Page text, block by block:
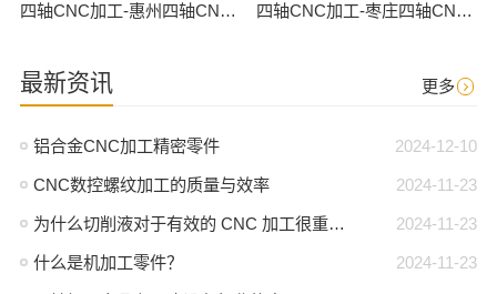
四轴CNC加工-惠州四轴CNC数控加工 四轴CNC加工-枣庄四轴CNC数控加工
最新资讯 更多
2024-12-10
铝合金CNC加工精密零件
2024-11-23
CNC数控螺纹加工的质量与效率
2024-11-23
为什么切削液对于有效的 CNC 加工很重要？
2024-11-23
什么是机加工零件？